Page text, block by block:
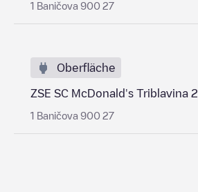
1 Baničova 900 27
Oberfläche
ZSE SC McDonald's Triblavina 2
1 Baničova 900 27